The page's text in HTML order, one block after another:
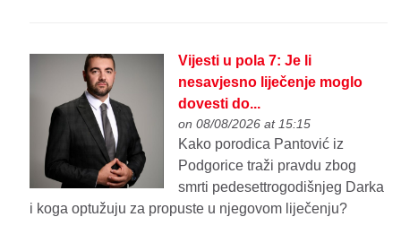
Vijesti u pola 7: Je li
nesavjesno liječenje moglo
dovesti do...
on 08/08/2026 at 15:15
Kako porodica Pantović iz
Podgorice traži pravdu zbog
smrti pedesettrogodišnjeg Darka
i koga optužuju za propuste u njegovom liječenju?